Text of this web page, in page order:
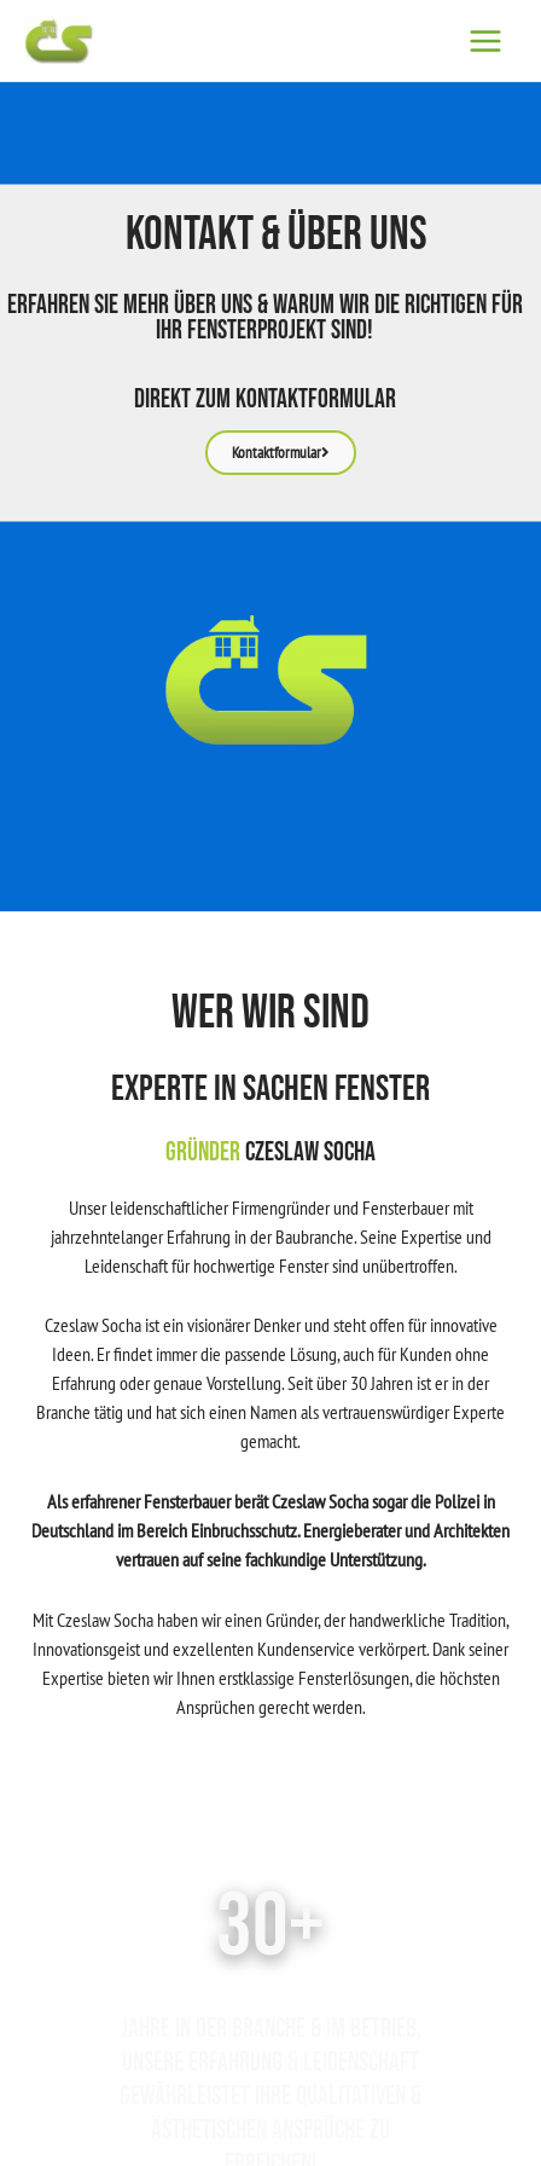
Inhalt
springen
Kontakt & Über uns
Erfahren sie mehr über uns & Warum wir die richtigen für
Ihr Fensterprojekt sind!
Direkt zum Kontaktformular
Kontaktformular
Wer wir sind
Experte in Sachen Fenster
GründerCzeslaw Socha
Unser leidenschaftlicher Firmengründer und Fensterbauer mit
jahrzehntelanger Erfahrung in der Baubranche. Seine Expertise und
Leidenschaft für hochwertige Fenster sind unübertroffen.
Czeslaw Socha ist ein visionärer Denker und steht offen für innovative
Ideen. Er findet immer die passende Lösung, auch für Kunden ohne
Erfahrung oder genaue Vorstellung. Seit über 30 Jahren ist er in der
Branche tätig und hat sich einen Namen als vertrauenswürdiger Experte
gemacht.
Als erfahrener Fensterbauer berät Czeslaw Socha sogar die Polizei in
Deutschland im Bereich Einbruchsschutz. Energieberater und Architekten
vertrauen auf seine fachkundige Unterstützung.
Mit Czeslaw Socha haben wir einen Gründer, der handwerkliche Tradition,
Innovationsgeist und exzellenten Kundenservice verkörpert. Dank seiner
Expertise bieten wir Ihnen erstklassige Fensterlösungen, die höchsten
Ansprüchen gerecht werden.
30+